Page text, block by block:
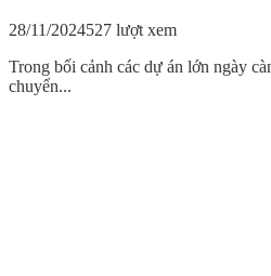
28/11/2024527 lượt xem
Trong bối cảnh các dự án lớn ngày
chuyển...